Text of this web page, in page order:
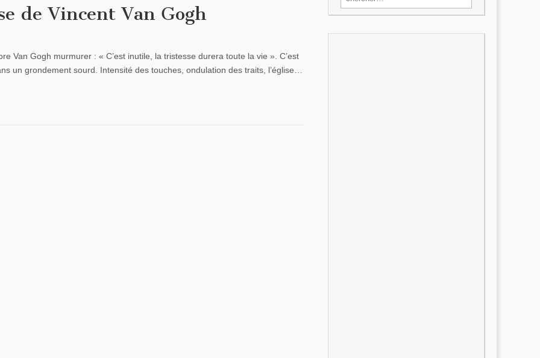
de Vincent Van Gogh
Van Gogh murmurer : « C’est inutile, la tristesse durera toute la vie ». C’est
un grondement sourd. Intensité des touches, ondulation des traits, l’église…